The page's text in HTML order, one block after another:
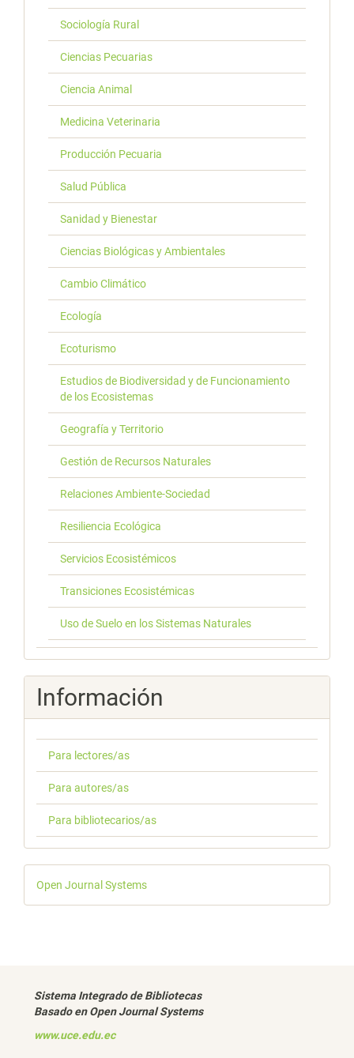
Sociología Rural
Ciencias Pecuarias
Ciencia Animal
Medicina Veterinaria
Producción Pecuaria
Salud Pública
Sanidad y Bienestar
Ciencias Biológicas y Ambientales
Cambio Climático
Ecología
Ecoturismo
Estudios de Biodiversidad y de Funcionamiento
de los Ecosistemas
Geografía y Territorio
Gestión de Recursos Naturales
Relaciones Ambiente-Sociedad
Resiliencia Ecológica
Servicios Ecosistémicos
Transiciones Ecosistémicas
Uso de Suelo en los Sistemas Naturales
Información
Para lectores/as
Para autores/as
Para bibliotecarios/as
Desarrollado
por
Open Journal Systems
Sistema Integrado de Bibliotecas
Basado en Open Journal Systems
www.uce.edu.ec